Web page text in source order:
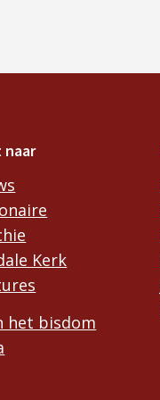
naar
Kerk
het bisdom